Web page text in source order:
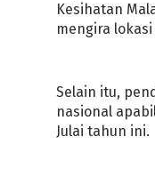
Kesihatan
mengira
Selain itu,
nasional
Julai tahun ini.